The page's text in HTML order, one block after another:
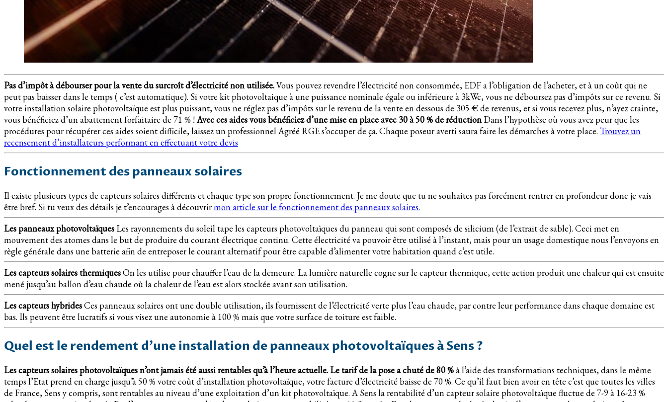
Pas d’impôt à débourser pour la vente du surcroît d’électricité non utilisée.Vous pouvez revendre l’électricité non consommée, EDF a l’obligation de l’acheter, et à un coût qui ne
peut pas baisser dans le temps ( c’est automatique). Si votre kit photovoltaique à une puissance nominale égale ou inférieure à 3kWc, vous ne déboursez pas d’impôts sur ce revenu. Si
votre installation solaire photovoltaïque est plus puissant, vous ne réglez pas d’impôts sur le revenu de la vente en dessous de 305 € de revenus, et si vous recevez plus, n’ayez crainte,
vous bénéficiez d’un abattement forfaitaire de 71 % !Avec ces aides vous bénéficiez d’une mise en place avec 30 à 50 % de réduction Dans l’hypothèse où vous avez peur que les
procédures pour récupérer ces aides soient difficile, laissez un professionnel Agréé RGE s’occuper de ça. Chaque poseur averti saura faire les démarches à votre place. Trouvez un
recensement d’installateurs performant en effectuantvotre devis
Fonctionnement des panneaux solaires
Il existe plusieurs types de capteurs solaires différents et chaque type son propre fonctionnement. Je me doute que tu ne souhaites pas forcément rentrer en profondeur donc je vais
être bref. Si tu veux des détails je t’encourages à découvrirmon article sur le fonctionnement des panneaux solaires.
Les panneaux photovoltaïques Les rayonnements du soleil tape les capteurs photovoltaïques du panneau qui sont composés de silicium (de l’extrait de sable). Ceci met en
mouvement des atomes dans le but de produire du courant électrique continu. Cette électricité va pouvoir être utilisé à l’instant, mais pour un usage domestique nous l’envoyons en
règle générale dans une batterie afin de entreposer le courant alternatif pour être capable d’alimenter votre habitation quand c’est utile.
Les capteurs solaires thermiquesOn les utilise pour chauffer l’eau de la demeure. La lumière naturelle cogne sur le capteur thermique, cette action produit une chaleur qui est ensuite
mené jusqu’au ballon d’eau chaude où la chaleur de l’eau est alors stockée avant son utilisation.
Les capteurs hybridesCes panneaux solaires ont une double utilisation, ils fournissent de l’électricité verte plus l’eau chaude, par contre leur performance dans chaque domaine est
bas. Ils peuvent être lucratifs si vous visez une autonomie à 100 % mais que votre surface de toiture est faible.
Quel est le rendement d’une installation de panneaux photovoltaïques à Sens ?
Les capteurs solaires photovoltaïques n’ont jamais été aussi rentables qu’à l’heure actuelle.Le tarif de la pose a chuté de 80 %à l’aide des transformations techniques, dans le même
temps l’Etat prend en charge jusqu’à 50 % votre coût d’installation photovoltaïque, votre facture d’électricité baisse de 70 %. Ce qu’il faut bien avoir en tête c’est que toutes les villes
de France, Sens y compris, sont rentables au niveau d’une exploitation d’un kit photovoltaïque. A Sens la rentabilité d’un capteur solaire photovoltaïque fluctue de 7-9 à 16-23 %